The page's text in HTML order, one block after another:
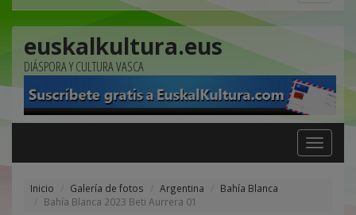
euskalkultura.eus
DIÁSPORA Y CULTURA VASCA
Toggle
navigation
Inicio Galería de fotos Argentina
Bahía Blanca
Bahía Blanca 2023 Beti Aurrera 01